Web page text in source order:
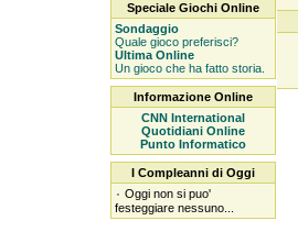
Speciale Giochi Online
Sondaggio
Quale gioco preferisci?
Ultima Online
Un gioco che ha fatto storia.
Informazione Online
CNN International
Quotidiani Online
Punto Informatico
I Compleanni di Oggi
۰ Oggi non si puo'
festeggiare nessuno...